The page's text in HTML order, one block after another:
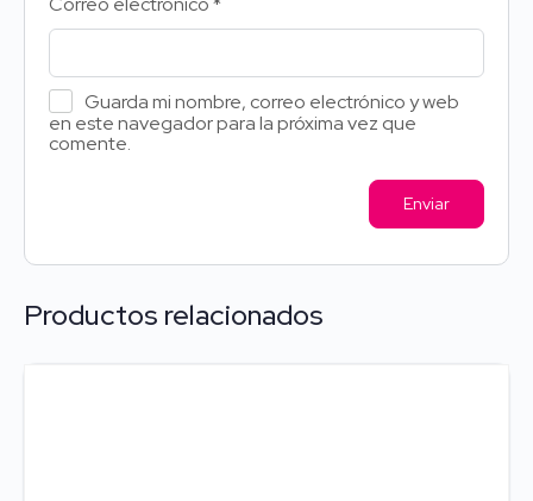
Guarda mi nombre, correo electrónico y web
en este navegador para la próxima vez que
comente.
Productos relacionados